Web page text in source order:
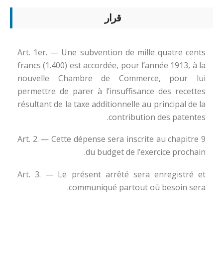
قرار
Art. 1er. — Une subvention de mille quatre cents
francs (1.400) est accordée, pour l’année 1913, à la
nouvelle Chambre de Commerce, pour lui
permettre de parer à l’insuffisance des recettes
résultant de la taxe additionnelle au principal de la
contribution des patentes.
Art. 2. — Cette dépense sera inscrite au chapitre 9
du budget de l’exercice prochain.
Art. 3. — Le présent arrêté sera enregistré et
communiqué partout où besoin sera.